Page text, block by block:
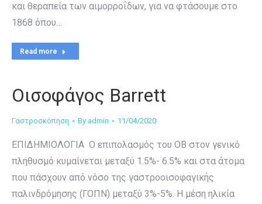
και θεραπεία των αιμορροΐδων, για να φτάσουμε στο
1868 όπου…
Read more
Οισοφάγος Barrett
Γαστροσκόπηση By admin 11/04/2020
ΕΠΙΔΗΜΙOΛΟΓΙΑ Ο επιπολασμός του OB στον γενικό
πληθυσμό κυμαίνεται μεταξύ 1.5%- 6.5% και στα άτομα
που πάσχουν από νόσο της γαστροοισοφαγικής
παλινδρόμησης (ΓΟΠΝ) μεταξύ 3%-5%. Η μέση ηλικία